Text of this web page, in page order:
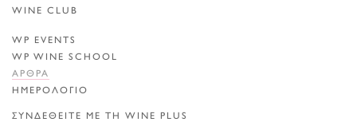
WINE CLUB
WP EVENTS
WP WINE SCHOOL
ΑΡΘΡΑ
ΗΜΕΡΟΛΟΓΙΟ
ΣΥΝΔΕΘΕΙΤΕ ΜΕ ΤΗ WINE PLUS